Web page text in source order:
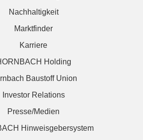
Nachhaltigkeit
Marktfinder
Karriere
Holding
Baustoff Union
Investor Relations
Presse/Medien
Hinweisgebersystem